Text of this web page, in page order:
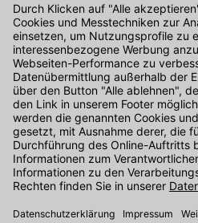
Kontakt
Unser Onlineshop Team ist montags
Uhr unter der Telefonnummer07071 /
Alternativ können Sie unser
Den Kontakt direkt in unsere